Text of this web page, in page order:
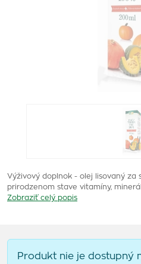
Výživový doplnok - olej lisovaný za
prirodzenom stave vitamíny,
Zobraziť celý popis
Produkt nie je dostupný